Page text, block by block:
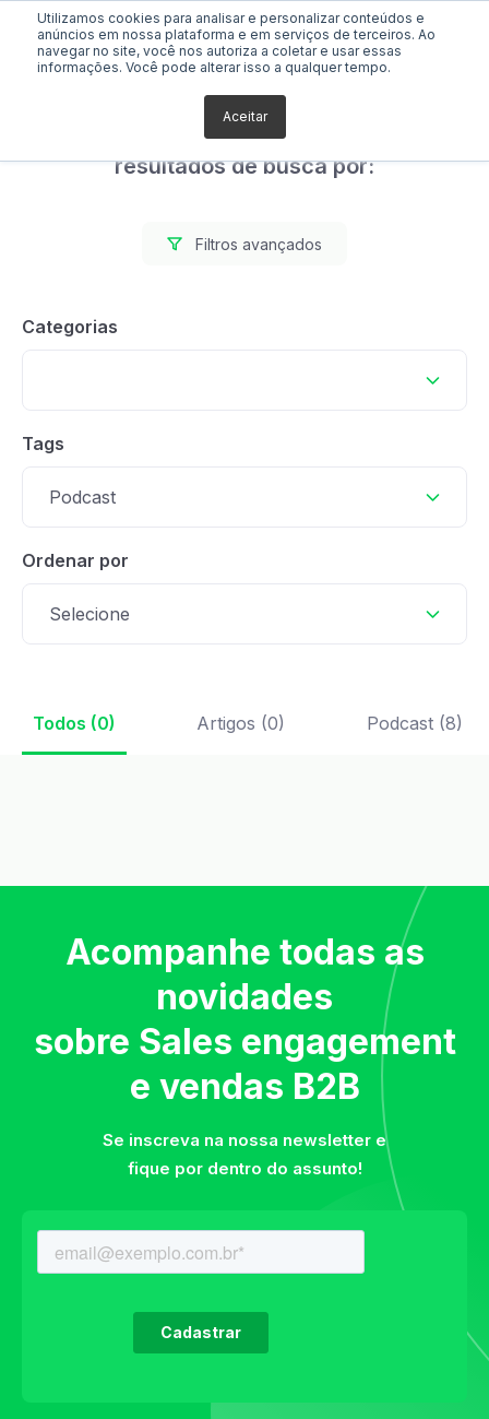
Utilizamos cookies para analisar e personalizar conteúdos e
anúncios em nossa plataforma e em serviços de terceiros. Ao
navegar no site, você nos autoriza a coletar e usar essas
informações. Você pode alterar isso a qualquer tempo.
Aceitar
Foram encontrados 0
resultados de busca por:
Filtros avançados
Categorias
Tags
Podcast
Ordenar por
Selecione
Todos (0) Artigos (0) Podcast (8)
Acompanhe todas as
novidades
sobre Sales engagement
e vendas B2B
Se inscreva na nossa newsletter e
fique por dentro do assunto!